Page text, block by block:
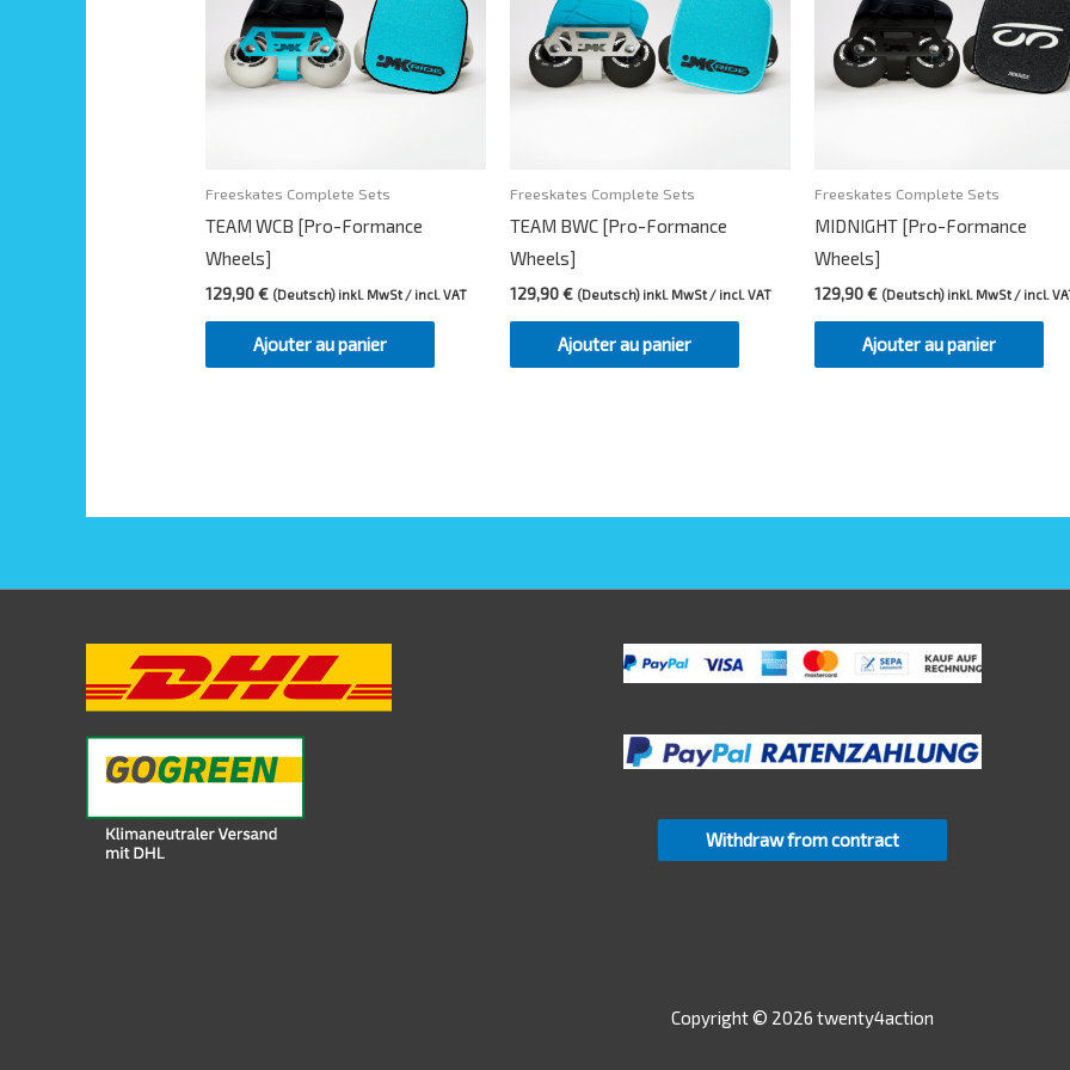
Freeskates Complete Sets
TEAM WCB [Pro-Formance
Wheels]
129,90€ (Deutsch) inkl. MwSt / incl. VAT
Ajouter au panier
Freeskates Complete Sets
TEAM BWC [Pro-Formance
Wheels]
129,90€ (Deutsch) inkl. MwSt / incl. VAT
Ajouter au panier
Freeskates Complete Sets
MIDNIGHT [Pro-Formance
Wheels]
129,90€ (Deutsch) inkl. MwSt / incl.
Ajouter au panier
Withdraw from contract
Copyright © 2026 twenty4action